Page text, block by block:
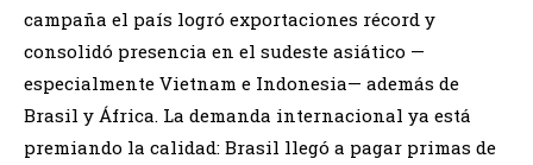
campaña el país logró exportaciones récord y
consolidó presencia en el sudeste asiático —
especialmente Vietnam e Indonesia— además de
Brasil y África. La demanda internacional ya está
premiando la calidad: Brasil llegó a pagar primas de